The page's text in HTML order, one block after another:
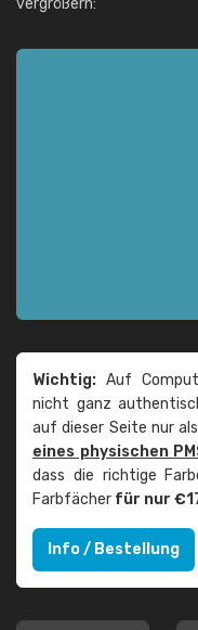
vergrößern:
Wichtig: Auf
nicht ganz
auf dieser Seite nur
eines physischen
dass die richtige
Farbfächer für nur
Info / Bestellung